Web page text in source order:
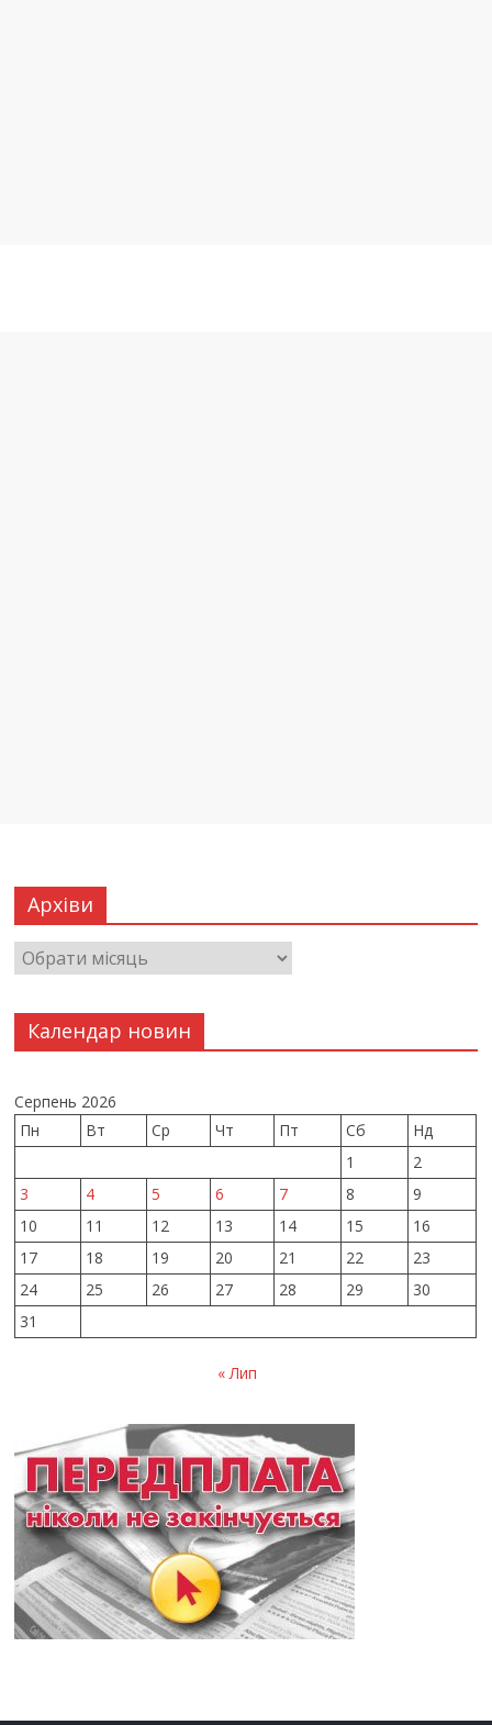
Архіви
Календар новин
Серпень 2026
Пн
Вт Ср Чт Пт Сб
Нд
1
2
3
4 5 6 7 8
9
10
11 12 13 14 15
16
17
18 19 20 21 22
23
24
25 26 27 28 29
30
31
« Лип